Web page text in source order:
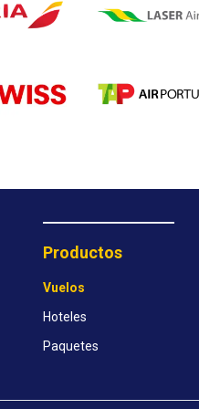
Productos
Vuelos
Hoteles
Paquetes